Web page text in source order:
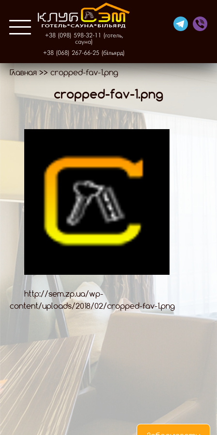
Про нас
Готель
Фінська сауна
+38 (098) 598-32-11 (готель,
сауна)
+38 (068) 267-66-25 (більярд)
Контакти
EN
Главная >> cropped-fav-1.png
cropped-fav-1.png
http://sem.zp.ua/wp-
content/uploads/2018/02/cropped-fav-1.png